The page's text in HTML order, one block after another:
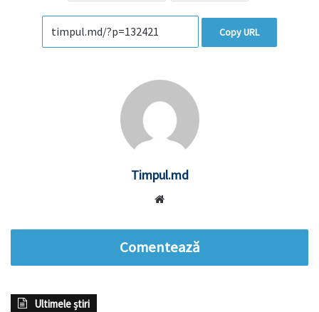
Copy URL
Timpul.md
Comentează
Ultimele știri